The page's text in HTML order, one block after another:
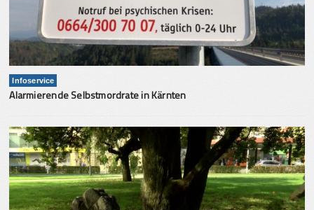
Infoservice
Alarmierende Selbstmordrate in Kärnten